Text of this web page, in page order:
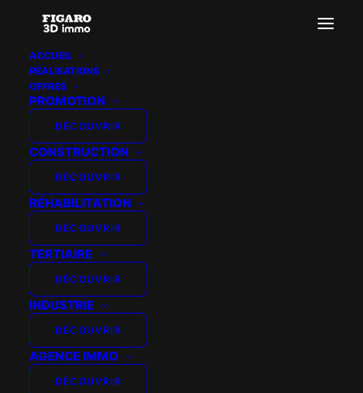
ACCUEIL
RÉALISATIONS
OFFRES
PROMOTION
DÉCOUVRIR
CONSTRUCTION
DÉCOUVRIR
RÉHABILITATION
DÉCOUVRIR
TERTIAIRE
DÉCOUVRIR
INDUSTRIE
DÉCOUVRIR
AGENCE IMMO
DÉCOUVRIR
INFINIMENT PLUS –
VAIRES SUR MARNE